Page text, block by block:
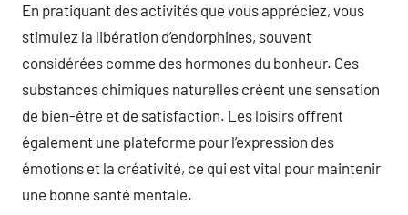
En pratiquant des activités que vous appréciez, vous
stimulez la libération d’endorphines, souvent
considérées comme des hormones du bonheur. Ces
substances chimiques naturelles créent une sensation
de bien-être et de satisfaction. Les loisirs offrent
également une plateforme pour l’expression des
émotions et la créativité, ce qui est vital pour maintenir
une bonne santé mentale.